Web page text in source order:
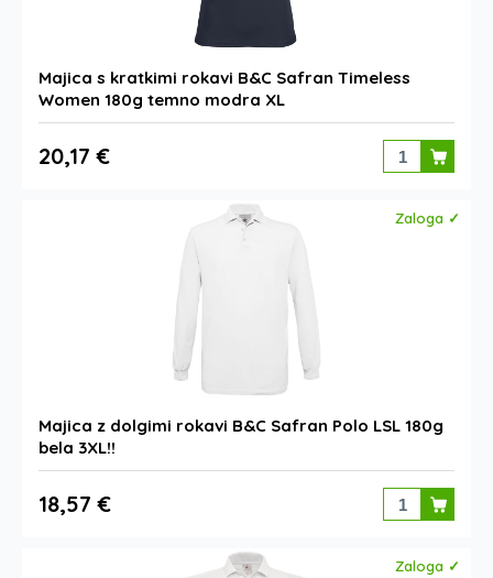
Majica s kratkimi rokavi B&C Safran Timeless
Women 180g temno modra XL
20,17 €
Zaloga ✓
Majica z dolgimi rokavi B&C Safran Polo LSL 180g
bela 3XL!!
18,57 €
Zaloga ✓